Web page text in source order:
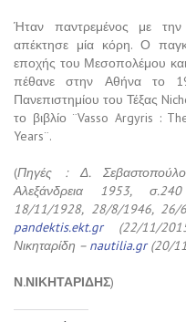
Ήταν παντρεμένος με
απέκτησε μία κόρη. Ο
εποχής του Μεσοπολέμου
πέθανε στην Αθήνα το
Πανεπιστημίου του Τέξας
το βιβλίο ¨Vasso Argyris :
Years¨.
(Πηγές : Δ.
Αλεξάνδρεια 1953,
18/11/1928, 28/8/1946,
pandektis.ekt.gr(22/11/
Νικηταρίδη – nautilia.gr(20/
Ν.ΝΙΚΗΤΑΡΙΔΗΣ)